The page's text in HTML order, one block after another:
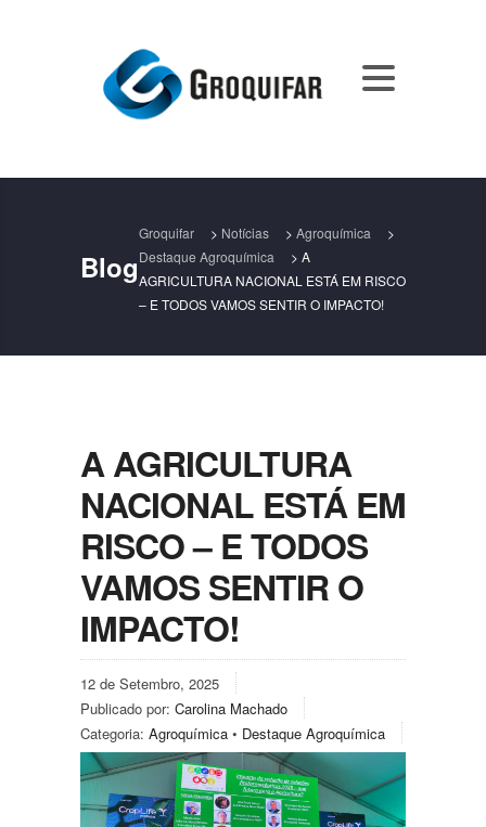
Blog
Groquifar > Notícias > Agroquímica
>
Destaque Agroquímica
> A
AGRICULTURA NACIONAL ESTÁ EM RISCO
– E TODOS VAMOS SENTIR O IMPACTO!
A AGRICULTURA
NACIONAL ESTÁ EM
RISCO – E TODOS
VAMOS SENTIR O
IMPACTO!
12 de Setembro, 2025
Publicado por: Carolina Machado
Categoria: Agroquímica • Destaque Agroquímica